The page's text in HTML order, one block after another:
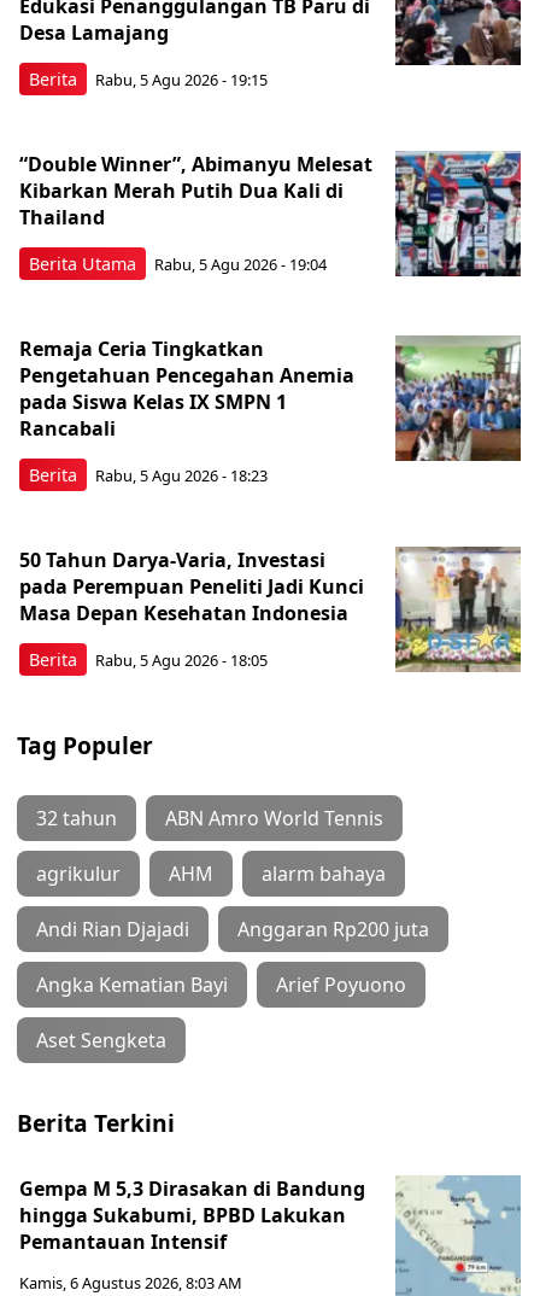
Berita
Edukasi Penanggulangan TB Paru di
Desa Lamajang
Rabu, 5 Agu 2026 - 19:15
Berita Utama
“Double Winner”, Abimanyu Melesat
Kibarkan Merah Putih Dua Kali di
Thailand
Rabu, 5 Agu 2026 - 19:04
Berita
Remaja Ceria Tingkatkan
Pengetahuan Pencegahan Anemia
pada Siswa Kelas IX SMPN 1
Rancabali
Rabu, 5 Agu 2026 - 18:23
Berita
50 Tahun Darya-Varia, Investasi
pada Perempuan Peneliti Jadi Kunci
Masa Depan Kesehatan Indonesia
Rabu, 5 Agu 2026 - 18:05
Tag Populer
32 tahun ABN Amro World Tennis
agrikulur AHM alarm bahaya
Andi Rian Djajadi Anggaran Rp200 juta
Angka Kematian Bayi Arief Poyuono
Aset Sengketa
Berita Terkini
Gempa M 5,3 Dirasakan di Bandung
hingga Sukabumi, BPBD Lakukan
Pemantauan Intensif
Kamis, 6 Agustus 2026, 8:03 AM